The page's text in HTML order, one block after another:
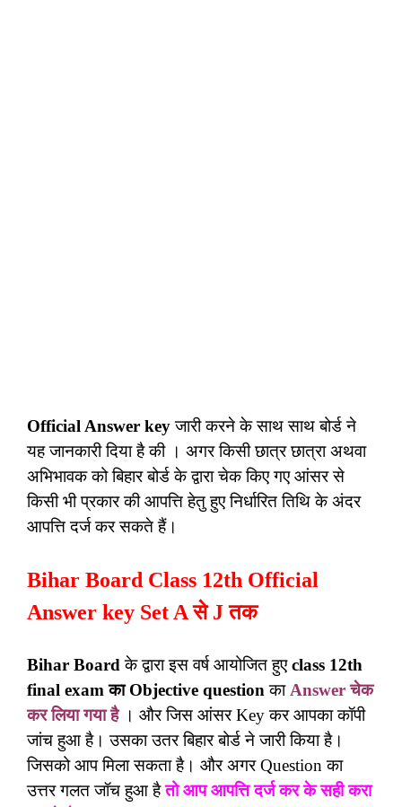
Official Answer keyजारी करने के साथ साथ बोर्ड ने
यह जानकारी दिया है की । अगर किसी छात्र छात्रा अथवा
अभिभावक को बिहार बोर्ड के द्वारा चेक किए गए आंसर से
किसी भी प्रकार की आपत्ति हेतु हुए निर्धारित तिथि के अंदर
आपत्ति दर्ज कर सकते हैं।
Bihar Board Class 12th Official
Answer key Set A से J तक
Bihar Board के द्वारा इस वर्ष आयोजित हुएclass 12th
final exam का Objective question का Answer चेक
कर लिया गया है । और जिस आंसर Key कर आपका कॉपी
जांच हुआ है। उसका उतर बिहार बोर्ड ने जारी किया है।
जिसको आप मिला सकता है। और अगर Question का
उत्तर गलत जॉच हुआ हैतो आप आपत्ति दर्ज कर के सही करा